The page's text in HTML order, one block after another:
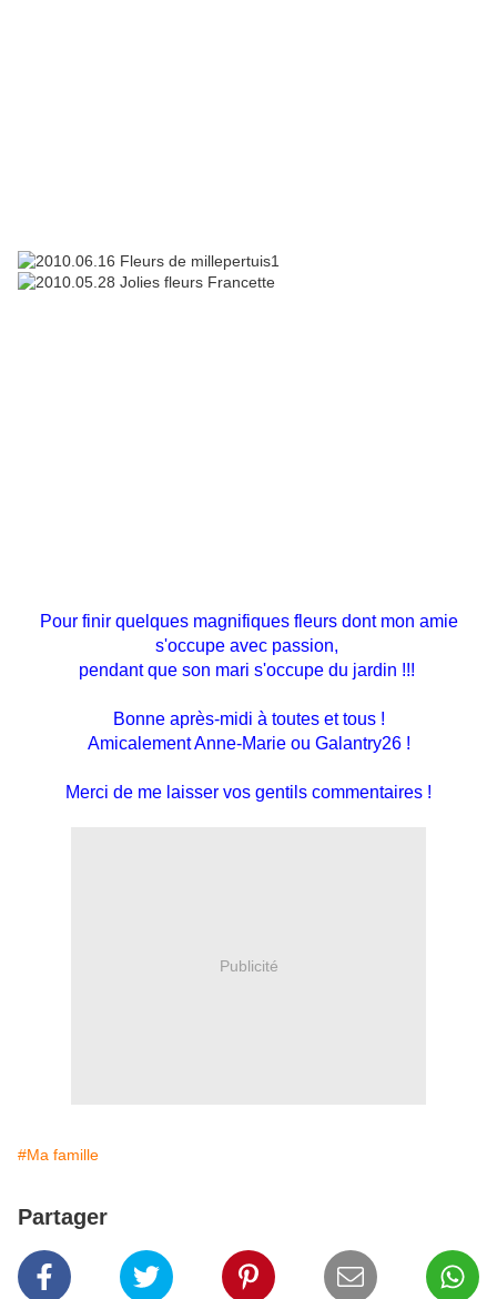
Pour finir quelques magnifiques fleurs dont mon amie
s'occupe avec passion,
pendant que son mari s'occupe du jardin !!!
Bonne après-midi à toutes et tous !
Amicalement Anne-Marie ou Galantry26 !
Merci de me laisser vos gentils commentaires !
Publicité
#Ma famille
Partager